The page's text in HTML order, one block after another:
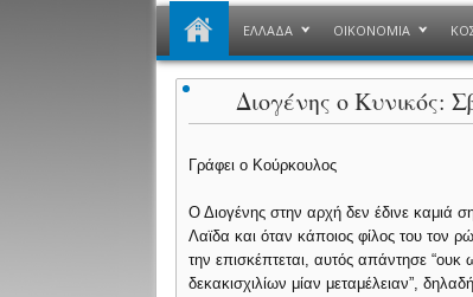
ΕΛΛΑΔΑ ΟΙΚΟΝΟΜΙΑ
Διογένης ο Κυνικός:
Γράφει ο Κούρκουλος
Ο Διογένης στην αρχή δεν έδινε καμιά
Λαϊδα και όταν κάποιος φίλος του τον
την επισκέπτεται, αυτός απάντησε “ουκ
δεκακισχιλίων μίαν μεταμέλειαν”,